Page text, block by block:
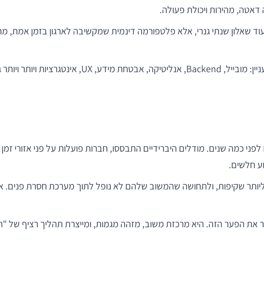
מהירות ויכולת פעולה.
מזה שהכרנו לפני כמה שנים. מודלים היברידיים התבססו, חברות פועלות על פני
חלשים.
שקיפות, ולתחושה שהמשוב שלהם לא נופל לתוך מערכת חסרת
את הפער הזה. היא מרכזת משוב, מזהה מגמות, ומייצרת תהליך רציף